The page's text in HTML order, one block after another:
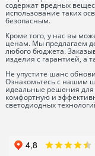
содержат вредных
использование таких
безопасным.
Кроме того, у нас вы
ценам. Мы предлагаем
любого бюджета.
изделия с гарантией, а
Не упустите шанс
Ознакомьтесь с нашим
идеальные решения
комфортную и
светодиодных